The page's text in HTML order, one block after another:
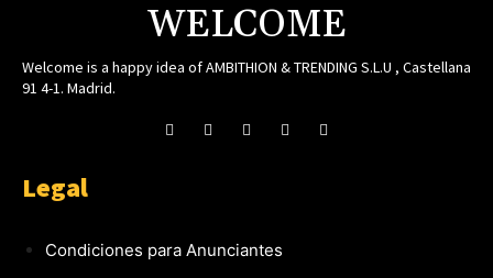
WELCOME
Welcome is a happy idea of AMBITHION & TRENDING S.L.U , Castellana
91 4-1. Madrid.
Legal
Condiciones para Anunciantes